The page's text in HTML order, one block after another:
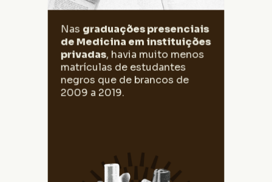
Nas graduações presenciais
de Medicina em instituições
privadas, havia muito menos
matrículas de estudantes
negros que de brancos de
2009 a 2019.
Nas graduações presenciais de Medicina
em instituições privadas, a proporção de
matrículas tanto de autodeclarados negros
quanto de brancos aumentou. A diferença
entre brancos e negros aumentou muito no
período, de 33,9 pontos percentuais (pp)
em 2014 para 45,9 pp em 2019.